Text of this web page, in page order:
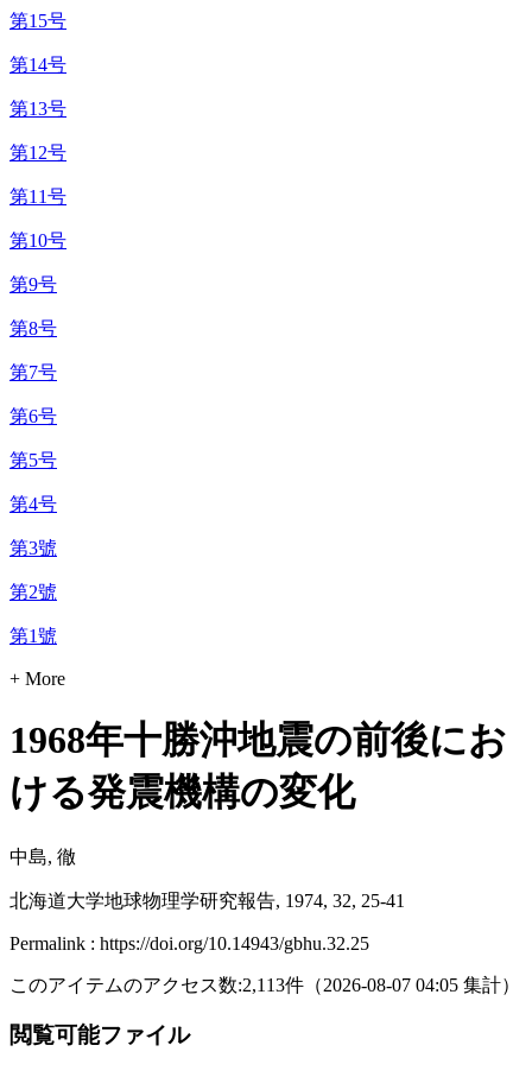
第15号
第14号
第13号
第12号
第11号
第10号
第9号
第8号
第7号
第6号
第5号
第4号
第3號
第2號
第1號
+ More
1968年十勝沖地震の前後にお
ける発震機構の変化
中島, 徹
北海道大学地球物理学研究報告, 1974, 32, 25-41
Permalink : https://doi.org/10.14943/gbhu.32.25
このアイテムのアクセス数:2,113件 （2026-08-07 04:05 集計）
閲覧可能ファイル